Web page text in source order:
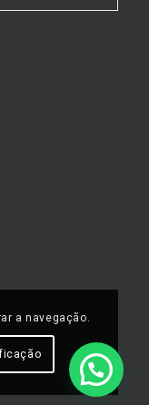
a navegação.